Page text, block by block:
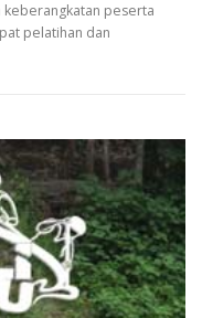
keberangkatan peserta
pelatihan dan